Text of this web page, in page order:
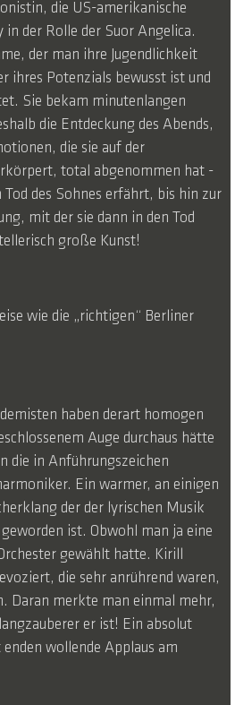
die US-amerikanische
der Rolle der Suor Angelica.
der man ihre Jugendlichkeit
ihres Potenzials bewusst ist und
Sie bekam minutenlangen
die Entdeckung des Abends,
die sie auf der
total abgenommen hat -
des Sohnes erfährt, bis hin zur
mit der sie dann in den Tod
große Kunst!
wie die „richtigen“ Berliner
haben derart homogen
Auge durchaus hätte
die in Anführungszeichen
Ein warmer, an einigen
der der lyrischen Musik
ist. Obwohl man ja eine
gewählt hatte. Kirill
die sehr anrührend waren,
Daran merkte man einmal mehr,
er ist! Ein absolut
wollende Applaus am